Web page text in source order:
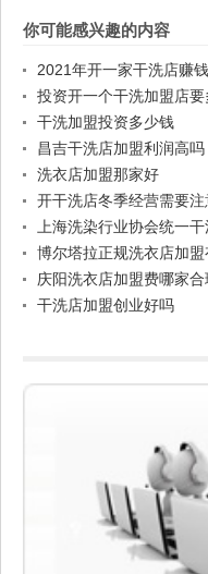
你可能感兴趣的内容
2021年开一家干洗店赚
投资开一个干洗加盟店要
干洗加盟投资多少钱
昌吉干洗店加盟利润高吗
洗衣店加盟那家好
开干洗店冬季经营需要注
上海洗染行业协会统一干
博尔塔拉正规洗衣店加
庆阳洗衣店加盟费哪家合
干洗店加盟创业好吗